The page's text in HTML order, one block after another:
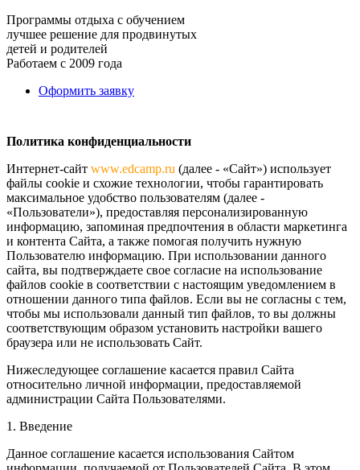
Программы отдыха с обучением
лучшее решение для продвинутых
детей и родителей
Работаем с 2009 года
Оформить заявку
Политика конфиденциальности
Интернет-сайт www.edcamp.ru (далее - «Сайт») использует
файлы cookie и схожие технологии, чтобы гарантировать
максимальное удобство пользователям (далее -
«Пользователи»), предоставляя персонализированную
информацию, запоминая предпочтения в области маркетинга
и контента Сайта, а также помогая получить нужную
Пользователю информацию. При использовании данного
сайта, вы подтверждаете свое согласие на использование
файлов cookie в соответствии с настоящим уведомлением в
отношении данного типа файлов. Если вы не согласны с тем,
чтобы мы использовали данный тип файлов, то вы должны
соответствующим образом установить настройки вашего
браузера или не использовать Сайт.
Нижеследующее соглашение касается правил Сайта
относительно личной информации, предоставляемой
администрации Сайта Пользователями.
1. Введение
Данное соглашение касается использования Сайтом